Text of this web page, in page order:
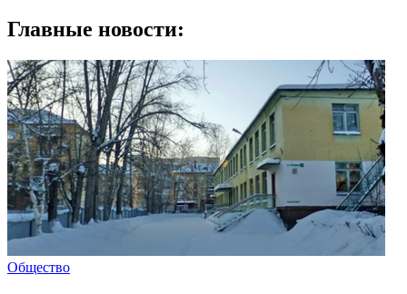
Главные новости:
Общество